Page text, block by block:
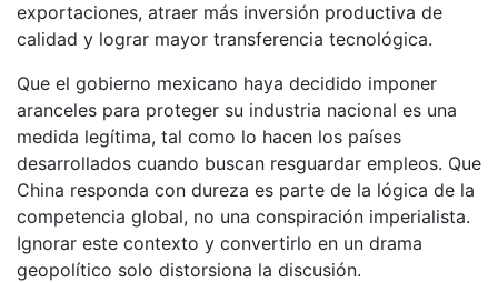
exportaciones, atraer más inversión productiva de
calidad y lograr mayor transferencia tecnológica.
Que el gobierno mexicano haya decidido imponer
aranceles para proteger su industria nacional es una
medida legítima, tal como lo hacen los países
desarrollados cuando buscan resguardar empleos. Que
China responda con dureza es parte de la lógica de la
competencia global, no una conspiración imperialista.
Ignorar este contexto y convertirlo en un drama
geopolítico solo distorsiona la discusión.